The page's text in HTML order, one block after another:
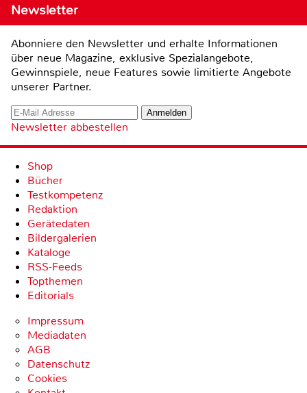
Newsletter
Abonniere den Newsletter und erhalte Informationen
über neue Magazine, exklusive Spezialangebote,
Gewinnspiele, neue Features sowie limitierte Angebote
unserer Partner.
Newsletter abbestellen
Shop
Bücher
Testkompetenz
Redaktion
Gerätedaten
Bildergalerien
Kataloge
RSS-Feeds
Topthemen
Editorials
Impressum
Mediadaten
AGB
Datenschutz
Cookies